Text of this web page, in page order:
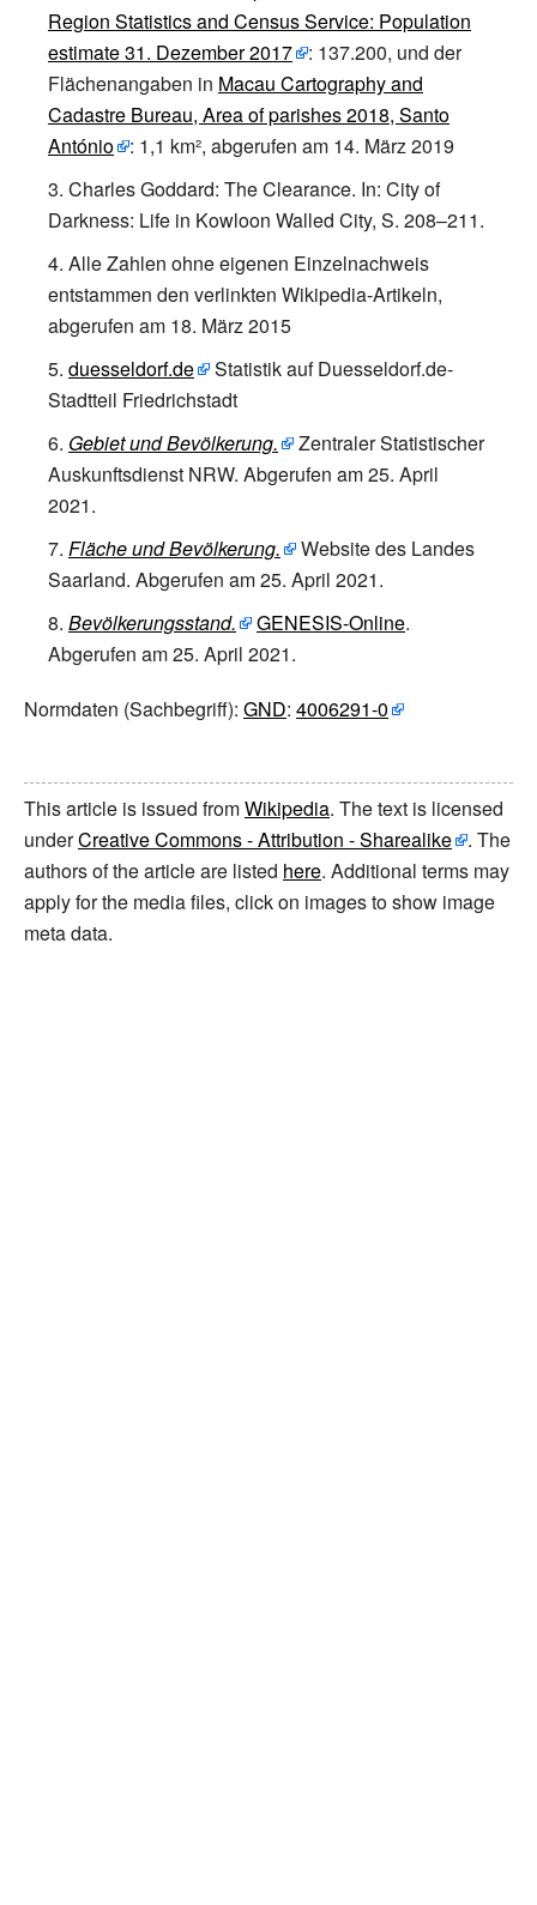
Region Statistics and Census Service: Population
estimate 31. Dezember 2017
: 137.200, und der
Flächenangaben in Macau Cartography and
Cadastre Bureau, Area of parishes 2018, Santo
António
: 1,1 km², abgerufen am 14. März 2019
Charles Goddard: The Clearance. In: City of
Darkness: Life in Kowloon Walled City, S. 208–211.
Alle Zahlen ohne eigenen Einzelnachweis
entstammen den verlinkten Wikipedia-Artikeln,
abgerufen am 18. März 2015
duesseldorf.de
Statistik auf Duesseldorf.de-
Stadtteil Friedrichstadt
Gebiet und Bevölkerung.
Zentraler Statistischer
Auskunftsdienst NRW. Abgerufen am 25. April
2021.
Fläche und Bevölkerung.
Website des Landes
Saarland. Abgerufen am 25. April 2021.
Bevölkerungsstand.
GENESIS-Online.
Abgerufen am 25. April 2021.
Normdaten (Sachbegriff): GND: 4006291-0
This article is issued fromWikipedia. The text is licensed
underCreative Commons - Attribution - Sharealike
. The
authors of the article are listed here. Additional terms may
apply for the media files, click on images to show image
meta data.